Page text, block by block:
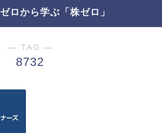
ロから学ぶ「株ゼロ」
― TAG ―
8732